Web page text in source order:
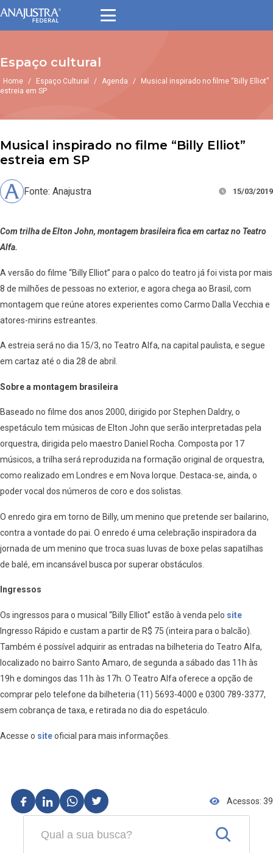
Espaço cultural
Home / Espaço Cultural / Agenda /
Musical inspirado no filme “Billy Elliot”
estreia em SP
Musical inspirado no filme “Billy Elliot”
estreia em SP
Fonte: Anajustra 15/03/2019
Com trilha de Elton John, montagem brasileira fica em cartaz no Teatro
Alfa.
A versão do filme “Billy Elliot” para o palco do teatro já foi vista por mais
8 de milhões de pessoas no exterior, e agora chega ao Brasil, com
montagem que reúne atores experientes como Carmo Dalla Vecchia e
atores-mirins estreantes.
A estreia será no dia 15/3, no Teatro Alfa, na capital paulista, e segue
em cartaz até o dia 28 de abril.
Sobre a montagem brasileira
Baseado no filme dos anos 2000, dirigido por Stephen Daldry, o
espetáculo tem músicas de Elton John que serão interpretadas pela
orquestra, dirigida pelo maestro Daniel Rocha. Composta por 17
músicos, a trilha será reproduzida na formação original de orquestra,
como realizado em Londres e em Nova Iorque. Destaca-se, ainda, o
poder vocal dos números de coro e dos solistas.
O enredo gira em torno de Billy, um menino que pretende ser bailarino,
contra a vontade do pai. O enredo é uma celebração inspiradora da
jornada de um menino que troca suas luvas de boxe pelas sapatilhas
de balé, em incansável busca por superar obstáculos.
Ingressos
Os ingressos para o musical “Billy Elliot” estão à venda pelo site
Ingresso Rápido e custam a partir de R$ 75 (inteira para o balcão).
Também é possível adquirir as entradas na bilheteria do Teatro Alfa,
localizado no bairro Santo Amaro, de segunda a sábado das 11h às
19h e domingos das 11h às 17h. O Teatro Alfa oferece a opção de
comprar pelo telefone da bilheteria (11) 5693-4000 e 0300 789-3377,
sem cobrança de taxa, e retirada no dia do espetáculo.
Acesse o siteoficial para mais informações.
Acessos: 39